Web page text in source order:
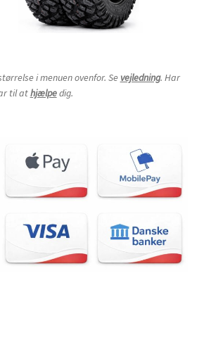
i menuen ovenfor. Se vejledning. Har
til athjælpedig.